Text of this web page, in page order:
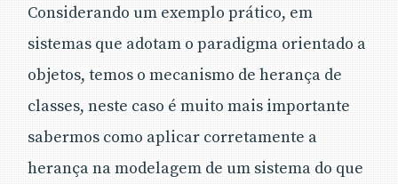
Considerando um exemplo prático, em
sistemas que adotam o paradigma orientado a
objetos, temos o mecanismo de herança de
classes, neste caso é muito mais importante
sabermos como aplicar corretamente a
herança na modelagem de um sistema do que